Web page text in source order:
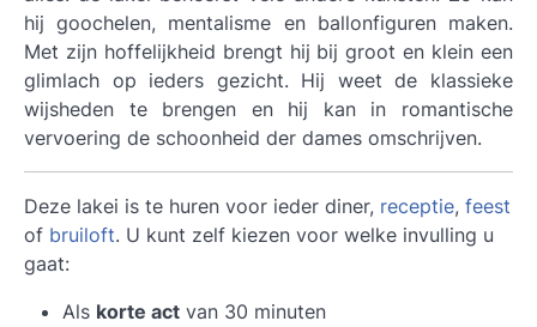
hij goochelen, mentalisme en ballonfiguren maken.
Met zijn hoffelijkheid brengt hij bij groot en klein een
glimlach op ieders gezicht. Hij weet de klassieke
wijsheden te brengen en hij kan in romantische
vervoering de schoonheid der dames omschrijven.
Deze lakei is te huren voor ieder diner, receptie, feest
of bruiloft. U kunt zelf kiezen voor welke invulling u
gaat:
Als korte act van 30 minuten